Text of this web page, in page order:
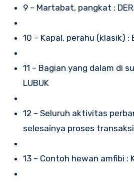
9 – Martabat, pangkat :
10 – Kapal, perahu (klasik) :
11 – Bagian yang dalam di
LUBUK
12 – Seluruh aktivitas
selesainya proses transaksi
13 – Contoh hewan amfibi :